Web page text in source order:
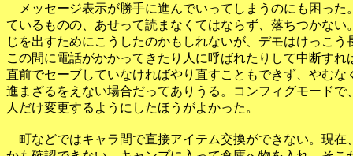
メッセージ表示が勝手に進んでいってしまうのにも困った
ているものの、あせって読まなくてはならず、落ちつかない
じを出すためにこうしたのかもしれないが、デモはけっこう
この間に電話がかかってきたり人に呼ばれたりして中断すれ
直前でセーブしていなければやり直すこともできず、やむな
進まざるをえない場合だってありうる。コンフィグモードで
人だけ変更するようにしたほうがよかった。
町などではキャラ間で直接アイテム交換ができない。現在